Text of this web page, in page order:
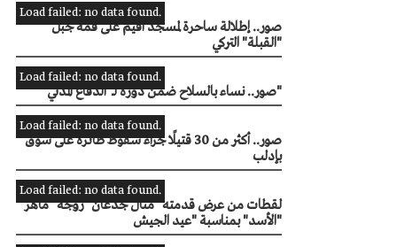
Load failed: no data found.
صور.. إطلالة ساحرة لمسجد أقيم على قمة جبل
"القبلة" التركي
Load failed: no data found.
صور.. نساء بالسلاح ضمن دورة لــ"الدفاع المدني"
Load failed: no data found.
صور.. أكثر من 30 قتيلًا جراء سقوط طائرة على سوق
بإدلب
Load failed: no data found.
لقطات من عرض قدمته "منال جدعان" زوجة "ماهر
الأسد" بمناسبة "عيد الجيش"